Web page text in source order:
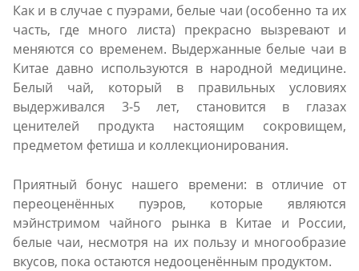
Как и в случае с пуэрами, белые чаи (особенно та их
часть, где много листа) прекрасно вызревают и
меняются со временем. Выдержанные белые чаи в
Китае давно используются в народной медицине.
Белый чай, который в правильных условиях
выдерживался 3-5 лет, становится в глазах
ценителей продукта настоящим сокровищем,
предметом фетиша и коллекционирования.
Приятный бонус нашего времени: в отличие от
переоценённых пуэров, которые являются
мэйнстримом чайного рынка в Китае и России,
белые чаи, несмотря на их пользу и многообразие
вкусов, пока остаются недооценённым продуктом.